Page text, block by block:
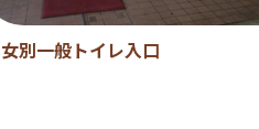
別一般トイレ入口